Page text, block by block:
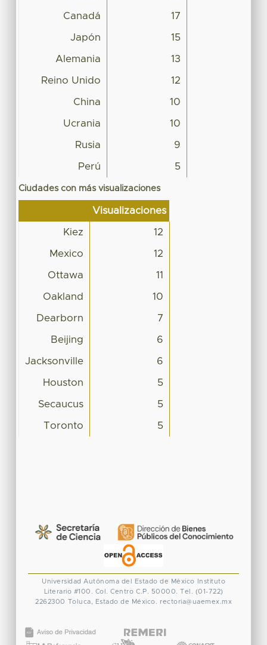
Canadá 17
Japón 15
Alemania 13
Reino Unido 12
China 10
Ucrania 10
Rusia 9
Perú 5
Ciudades con más visualizaciones
Visualizaciones
Kiez 12
Mexico 12
Ottawa 11
Oakland 10
Dearborn 7
Beijing 6
Jacksonville 6
Houston 5
Secaucus 5
Toronto 5
Universidad Autónoma del Estado de México
Instituto
Literario #100. Col. Centro C.P. 50000. Tel. (01-722)
2262300 Toluca, Estado de México. rectoria@uaemex.mx